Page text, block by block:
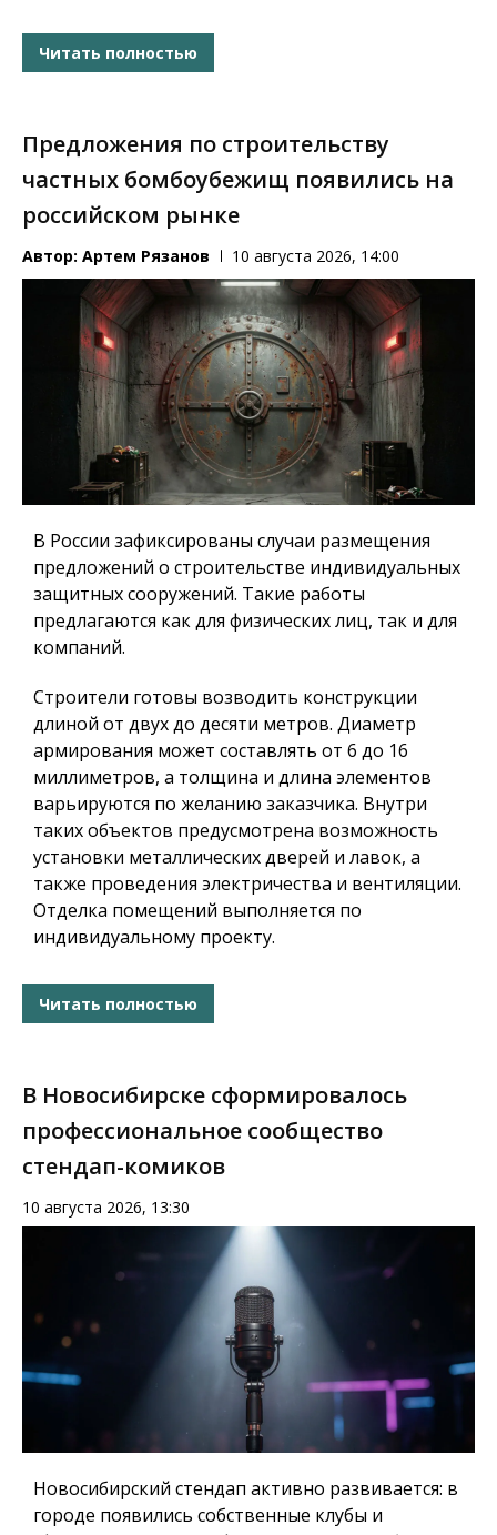
Читать полностью
Предложения по строительству
частных бомбоубежищ появились на
российском рынке
Автор: Артем Рязанов 10 августа 2026, 14:00
В России зафиксированы случаи размещения
предложений о строительстве индивидуальных
защитных сооружений. Такие работы
предлагаются как для физических лиц, так и для
компаний.
Строители готовы возводить конструкции
длиной от двух до десяти метров. Диаметр
армирования может составлять от 6 до 16
миллиметров, а толщина и длина элементов
варьируются по желанию заказчика. Внутри
таких объектов предусмотрена возможность
установки металлических дверей и лавок, а
также проведения электричества и вентиляции.
Отделка помещений выполняется по
индивидуальному проекту.
Читать полностью
В Новосибирске сформировалось
профессиональное сообщество
стендап-комиков
10 августа 2026, 13:30
Новосибирский стендап активно развивается: в
городе появились собственные клубы и